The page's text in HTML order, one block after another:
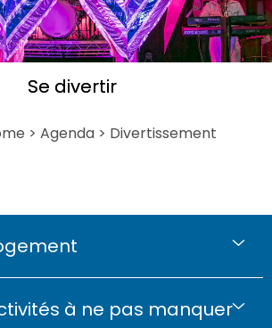
Se divertir
> Agenda > Divertissement
à ne pas manquer